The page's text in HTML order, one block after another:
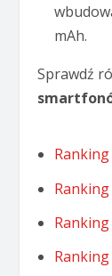
mAh.
Sprawdź